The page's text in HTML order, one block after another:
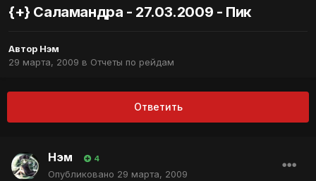
{+} Саламандра - 27.03.2009 - Пик
Автор Нэм
29 марта, 2009 в Отчеты по рейдам
Ответить
Нэм 4
Опубликовано 29 марта, 2009